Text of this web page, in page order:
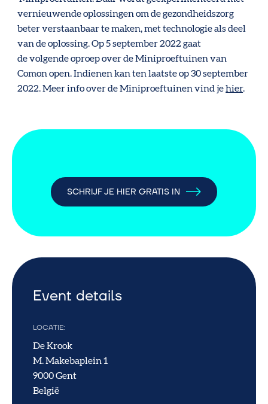
vernieuwende oplossingen om de gezondheidszorg
beter verstaanbaar te maken, met technologie als deel
van de oplossing. Op 5 september 2022 gaat
de volgende oproep over de Miniproeftuinen van
Comon open. Indienen kan ten laatste op 30 september
2022. Meer info over de Miniproeftuinen vind jehier.
SCHRIJF JE HIER GRATIS IN
Event details
LOCATIE
De Krook
M. Makebaplein 1
9000 Gent
België